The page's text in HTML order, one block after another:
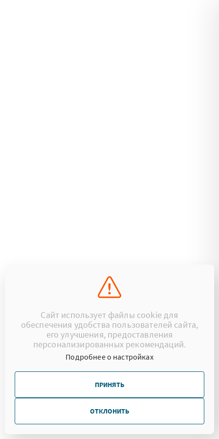
Сайт использует файлы cookie для
обеспечения удобства пользователей сайта,
его улучшения, предоставления
персонализированных рекомендаций.
Подробнее о настройках
ПРИНЯТЬ
ОТКЛОНИТЬ